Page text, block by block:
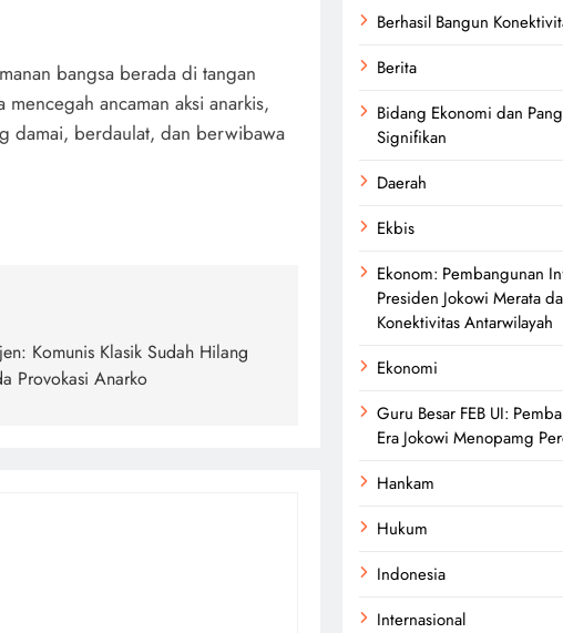
bangsa berada di tangan
ancaman aksi anarkis,
damai, berdaulat, dan berwibawa
Komunis Klasik Sudah Hilang
Provokasi Anarko
Berhasil Bangun
Berita
Bidang Ekonomi dan
Signifikan
Daerah
Ekbis
Ekonom: Pembangunan
Presiden Jokowi Merata
Konektivitas Antarwilayah
Ekonomi
Guru Besar FEB UI:
Era Jokowi Menopamg
Hankam
Hukum
Indonesia
Internasional